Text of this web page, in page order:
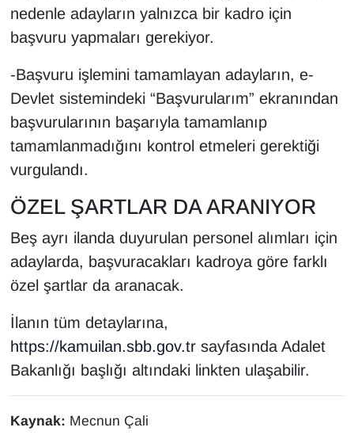
nedenle adayların yalnızca bir kadro için
başvuru yapmaları gerekiyor.
-Başvuru işlemini tamamlayan adayların, e-
Devlet sistemindeki “Başvurularım” ekranından
başvurularının başarıyla tamamlanıp
tamamlanmadığını kontrol etmeleri gerektiği
vurgulandı.
ÖZEL ŞARTLAR DA ARANIYOR
Beş ayrı ilanda duyurulan personel alımları için
adaylarda, başvuracakları kadroya göre farklı
özel şartlar da aranacak.
İlanın tüm detaylarına,
https://kamuilan.sbb.gov.trsayfasında Adalet
Bakanlığı başlığı altındaki linkten ulaşabilir.
Kaynak: Mecnun Çali